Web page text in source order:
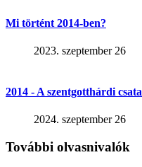
Mi történt 2014-ben?
2023. szeptember 26
2014 - A szentgotthárdi csata
2024. szeptember 26
További olvasnivalók